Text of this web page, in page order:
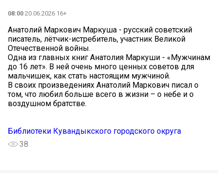
08:00 20.06.2026 16+
Анатолий Маркович Маркуша - русский советский
писатель, лётчик-истребитель, участник Великой
Отечественной войны.
Одна из главных книг Анатолия Маркуши - «Мужчинам
до 16 лет». В ней очень много ценных советов для
мальчишек, как стать настоящим мужчиной.
В своих произведениях Анатолий Маркович писал о
том, что любил больше всего в жизни – о небе и о
воздушном братстве.
Библиотеки Кувандыкского городского округа
38